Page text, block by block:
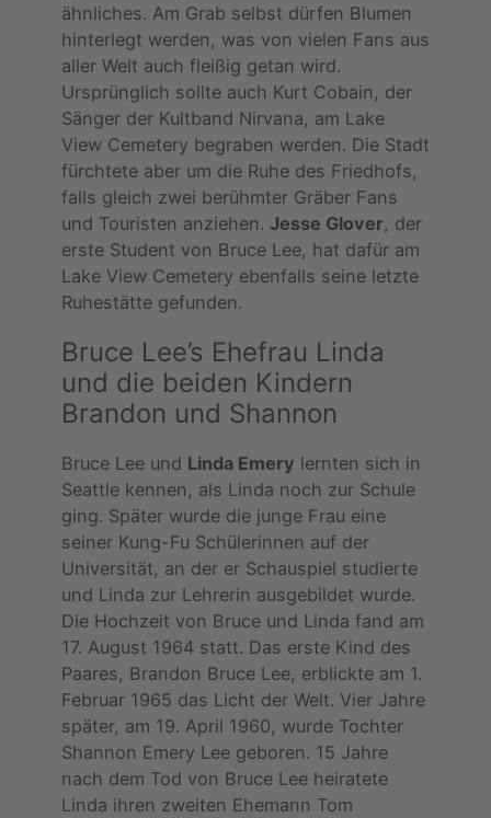
ähnliches. Am Grab selbst dürfen Blumen
hinterlegt werden, was von vielen Fans aus
aller Welt auch fleißig getan wird.
Ursprünglich sollte auch Kurt Cobain, der
Sänger der Kultband Nirvana, am Lake
View Cemetery begraben werden. Die Stadt
fürchtete aber um die Ruhe des Friedhofs,
falls gleich zwei berühmter Gräber Fans
und Touristen anziehen. Jesse Glover, der
erste Student von Bruce Lee, hat dafür am
Lake View Cemetery ebenfalls seine letzte
Ruhestätte gefunden.
Bruce Lee’s Ehefrau Linda
und die beiden Kindern
Brandon und Shannon
Bruce Lee und Linda Emery lernten sich in
Seattle kennen, als Linda noch zur Schule
ging. Später wurde die junge Frau eine
seiner Kung-Fu Schülerinnen auf der
Universität, an der er Schauspiel studierte
und Linda zur Lehrerin ausgebildet wurde.
Die Hochzeit von Bruce und Linda fand am
17. August 1964 statt. Das erste Kind des
Paares, Brandon Bruce Lee, erblickte am 1.
Februar 1965 das Licht der Welt. Vier Jahre
später, am 19. April 1960, wurde Tochter
Shannon Emery Lee geboren. 15 Jahre
nach dem Tod von Bruce Lee heiratete
Linda ihren zweiten Ehemann Tom